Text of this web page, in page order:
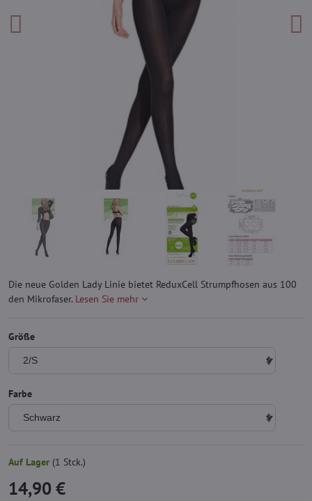
Die neue Golden Lady Linie bietet ReduxCell Strumpfhosen aus 100
den Mikrofaser. Lesen Sie mehr
Größe
Farbe
Auf Lager (1 Stck.)
14,90 €